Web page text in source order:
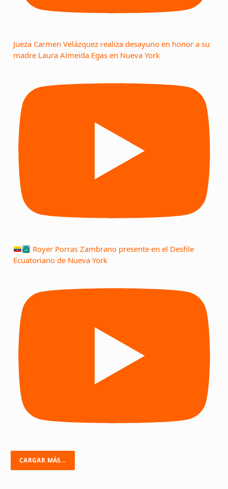
Jueza Carmen Velázquez realiza desayuno en honor a su
madre Laura Almeida Egas en Nueva York
Royer Porras Zambrano presente en el Desfile
Ecuatoriano de Nueva York
CARGAR MÁS...